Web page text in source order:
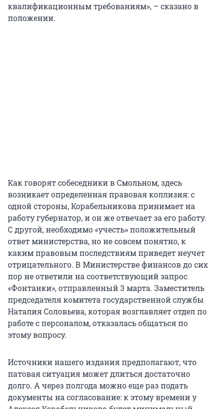
квалификационным требованиям», – сказано в
положении.
Как говорят собеседники в Смольном, здесь
возникает определенная правовая коллизия: с
одной стороны, Корабельникова принимает на
работу губернатор, и он же отвечает за его работу.
С другой, необходимо «учесть» положительный
ответ министерства, но не совсем понятно, к
каким правовым последствиям приведет неучет
отрицательного. В Министерстве финансов до сих
пор не ответили на соответствующий запрос
«Фонтанки», отправленный 3 марта. Заместитель
председателя комитета государственной службы
Наталия Соловьева, которая возглавляет отдел по
работе с персоналом, отказалась общаться по
этому вопросу.
Источники нашего издания предполагают, что
патовая ситуация может длиться достаточно
долго. А через полгода можно еще раз подать
документы на согласование: к этому времени у